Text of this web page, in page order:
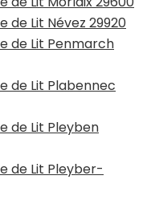
de Lit Névez 29920
de Lit Penmarch
de Lit Plabennec
de Lit Pleyben
de Lit Pleyber-